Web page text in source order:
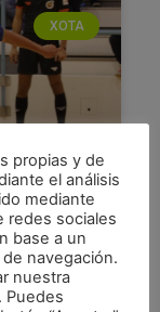
XOTA
Gurpea
un
propias y de
el análisis
mediante
redes sociales
base a un
navegación.
nuestra
. Puedes